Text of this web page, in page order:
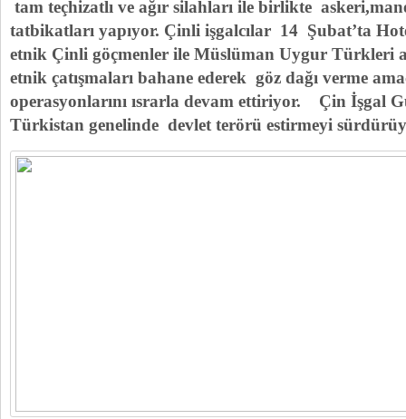
tam teçhizatlı ve ağır silahları ile birlikte
tatbikatları yapıyor. Çinli işgalcılar 14 Şubat’ta
etnik Çinli göçmenler ile Müslüman Uygur Türkleri
etnik çatışmaları bahane ederek göz dağı verme
operasyonlarını ısrarla devam ettiriyor. Çin İşgal
Türkistan genelinde devlet terörü estirmeyi